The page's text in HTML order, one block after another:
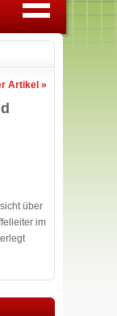
Artikel »
über
im